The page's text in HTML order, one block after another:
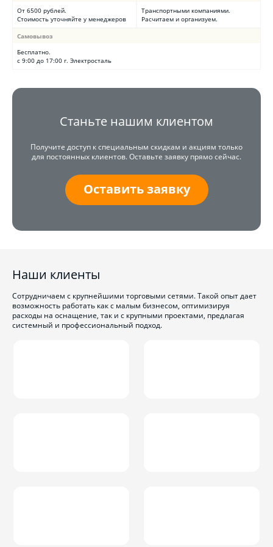
От 6500 рублей.
Стоимость уточняйте у менеджеров
Транспортными компаниями.
Расчитаем и организуем.
Самовывоз
Бесплатно.
с 9:00 до 17:00 г. Электросталь
Станьте нашим клиентом
Получите доступ к специальным скидкам и акциям только
для постоянных клиентов. Оставьте заявку прямо сейчас.
Оставить заявку
Наши клиенты
Сотрудничаем с крупнейшими торговыми сетями. Такой опыт дает
возможность работать как с малым бизнесом, оптимизируя
расходы на оснащение, так и с крупными проектами, предлагая
системный и профессиональный подход.